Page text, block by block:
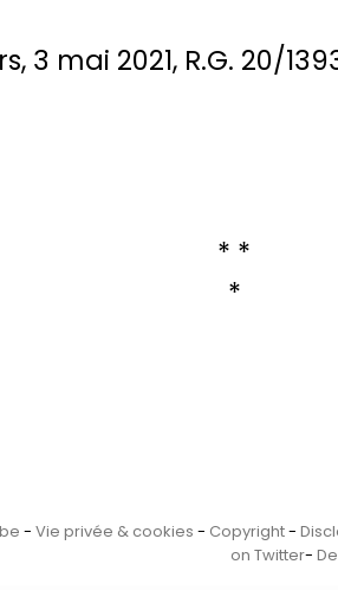
3 mai 2021, R.G. 20/
* *
*
- Vie privée & cookies - Copyright-
on Twitter-